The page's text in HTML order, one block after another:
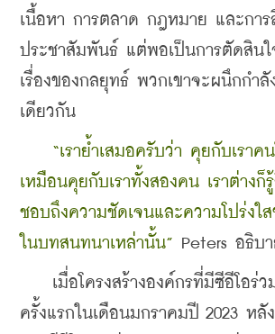
เนื้อหา การตลาด กฎหมาย และการ
ประชาสัมพันธ์ แต่พอเป็นการตัดสินใ
เรื่องของกลยุทธ์ พวกเขาจะผนึกกำลั
เดียวกัน
“เราย้ำเสมอครับว่า คุยกับเราค
เหมือนคุยกับเราทั้งสองคน เราต่างก็
ชอบถึงความชัดเจนและความโปร่งใ
ในบทสนทนาเหล่านั้น” Peters อธิบ
เมื่อโครงสร้างองค์กรที่มีซีอีโอร่ว
ครั้งแรกในเดือนมกราคมปี 2023 หลั